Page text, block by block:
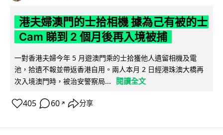
港夫婦澳門的士拾相機 據為己有被的士
Cam 睇到 2 個月後再入境被捕
一對香港夫婦今年 5 月遊澳門乘的士拾獲他人遺留相機及電
池，拾遺不報並帶返香港自用。兩人本月 2 日經港珠澳大橋再
次入境澳門時，被治安警察局...
閱讀全文
405 60 ↗ 分享